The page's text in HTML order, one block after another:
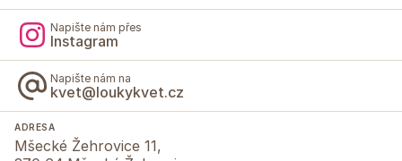
Napište nám přes
Instagram
Napište nám na
kvet@loukykvet.cz
ADRESA
Mšecké Žehrovice 11,